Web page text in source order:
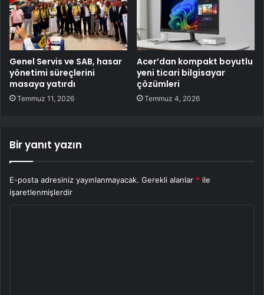
Genel Servis ve SAB, hasar
yönetimi süreçlerini
masaya yatırdı
Temmuz 11, 2026
Acer’dan kompakt boyutlu
yeni ticari bilgisayar
çözümleri
Temmuz 4, 2026
Bir yanıt yazın
E-posta adresiniz yayınlanmayacak. Gerekli alanlar * ile
işaretlenmişlerdir